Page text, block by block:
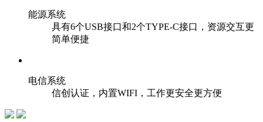
能源系统
具有6个USB接口和2个TYPE-C接口，资源交互更
简单便捷
电信系统
信创认证，内置WIFI，工作更安全更方便